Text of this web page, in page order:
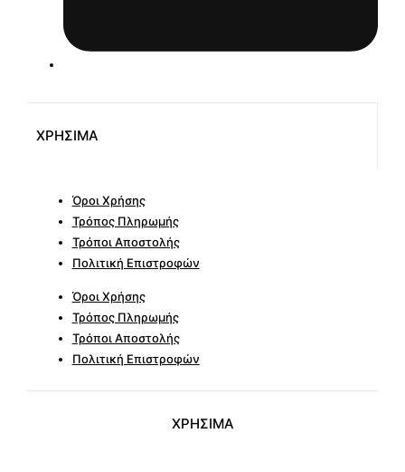
ΧΡΗΣΙΜΑ
Όροι Χρήσης
Τρόπος Πληρωμής
Τρόποι Αποστολής
Πολιτική Επιστροφών
Όροι Χρήσης
Τρόπος Πληρωμής
Τρόποι Αποστολής
Πολιτική Επιστροφών
ΧΡΗΣΙΜΑ